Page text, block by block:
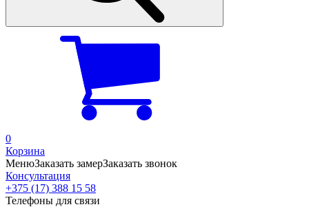
0
Корзина
МенюЗаказать замерЗаказать звонок
Консультация
+375 (17) 388 15 58
Телефоны для связи